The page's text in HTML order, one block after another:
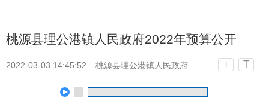
桃源县理公港镇人民政府2022年预算公开
2022-03-03 14:45:52 桃源县理公港镇人民政府 T T